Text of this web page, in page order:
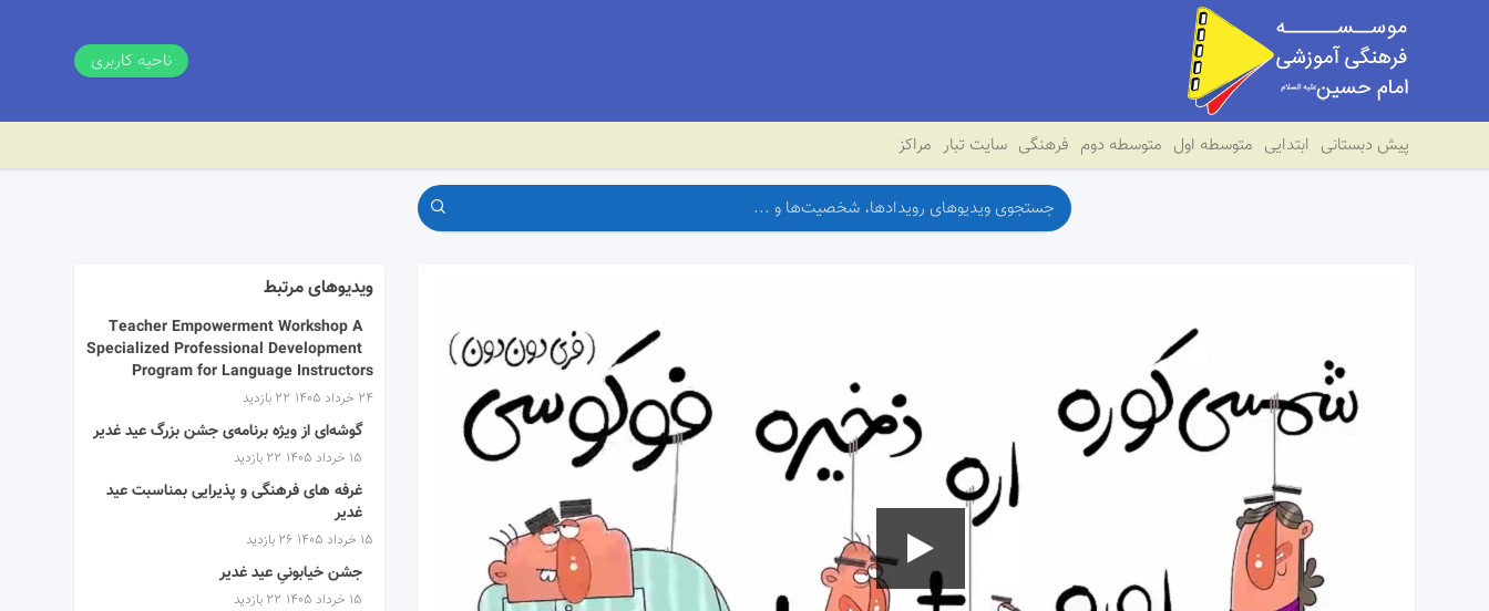
ناحیه کاربری
پیش دبستانی ابتدایی متوسطه اول متوسطه دوم فرهنگی سایت تبار مراکز
ویدیوهای مرتبط
Teacher Empowerment Workshop A
Specialized Professional Development
Program for Language Instructors
۲۴ خرداد ۱۴۰۵ 22 بازدید
گوشه‌ای از ویژه برنامه‌ی جشن بزرگ عید غدیر
۱۵ خرداد ۱۴۰۵ 22 بازدید
غرفه های فرهنگی و پذیرایی بمناسبت عید
غدیر
۱۵ خرداد ۱۴۰۵ 26 بازدید
جشن خیابونیِ عید غدیر
۱۵ خرداد ۱۴۰۵ 22 بازدید